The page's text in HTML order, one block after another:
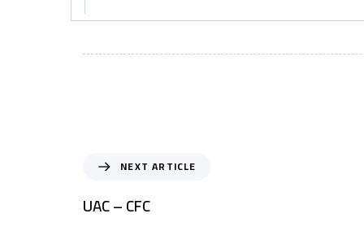
NEXT ARTICLE
UAC – CFC